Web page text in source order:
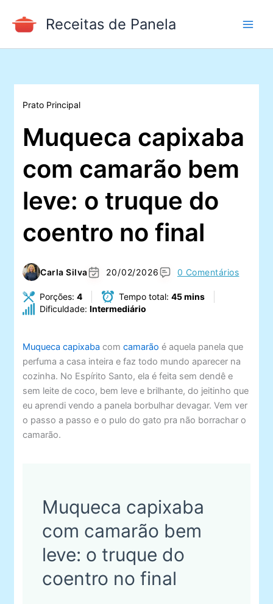
para
conteúdo
Receitas de Panela
Prato Principal
Muqueca capixaba
com camarão bem
leve: o truque do
coentro no final
Carla Silva 20/02/2026 0 Comentários
Porções:4 Tempo total:45 mins
Dificuldade:Intermediário
Muqueca capixaba comcamarão é aquela panela que
perfuma a casa inteira e faz todo mundo aparecer na
cozinha. No Espírito Santo, ela é feita sem dendê e
sem leite de coco, bem leve e brilhante, do jeitinho que
eu aprendi vendo a panela borbulhar devagar. Vem ver
o passo a passo e o pulo do gato pra não borrachar o
camarão.
Muqueca capixaba
com camarão bem
leve: o truque do
coentro no final